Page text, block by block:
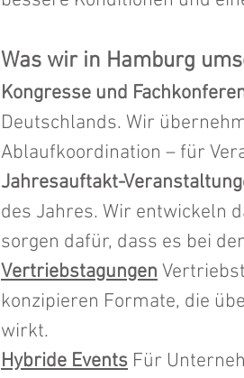
Was wir in Hamburg
Kongresse und
Deutschlands. Wir
Ablaufkoordination – für
Jahresauftakt-
des Jahres. Wir entwickeln
sorgen dafür, dass es bei
Vertriebstagungen
konzipieren Formate, die
wirkt.
Hybride Events Für